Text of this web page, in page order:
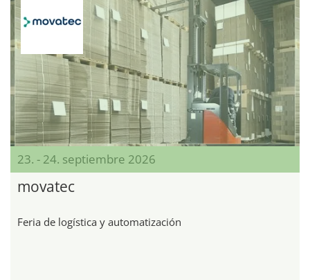
23. - 24. septiembre 2026
movatec
Feria de logística y automatización